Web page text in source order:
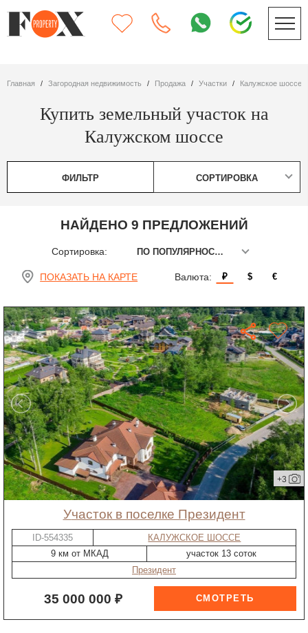
Главная Загородная недвижимость Продажа участки Калужское шоссе
Купить земельный участок на
Калужском шоссе
ФИЛЬТР СОРТИРОВКА
НАЙДЕНО 9 ПРЕДЛОЖЕНИЙ
Сортировка: ПО ПОПУЛЯРНОСТИ
ПОКАЗАТЬ НА КАРТЕ Валюта: ₽ $ €
+3
участок в поселке Президент
ID-554335
КАЛУЖСКОЕ ШОССЕ
9 км от МКАД
участок 13 соток
Президент
35 000 000 ₽